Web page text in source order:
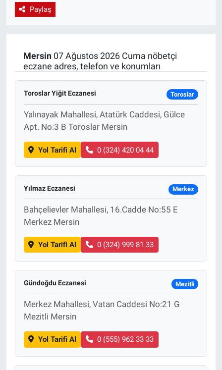
Paylaş
Mersin07 Ağustos 2026 Cuma nöbetçi
eczane adres, telefon ve konumları
Toroslar Yiğit Eczanesi Toroslar
Yalınayak Mahallesi, Atatürk Caddesi, Gülce
Apt. No:3 B Toroslar Mersin
Yol Tarifi Al 0 (324) 420 04 44
Yılmaz Eczanesi Merkez
Bahçelievler Mahallesi, 16.Cadde No:55 E
Merkez Mersin
Yol Tarifi Al 0 (324) 999 81 33
Gündoğdu Eczanesi Mezitli
Merkez Mahallesi, Vatan Caddesi No:21 G
Mezitli Mersin
Yol Tarifi Al 0 (555) 962 33 33
EndüstriST
Endüstri 4.0 Uygulamaları
Ağır Sanayi Çözümleri